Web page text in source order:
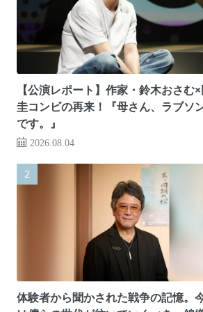
【公演レポート】作家・鈴木おさむ
圭コンビの再来！『母さん、ラブソ
です。』
2026.08.04
体験者から聞かされた戦争の記憶。